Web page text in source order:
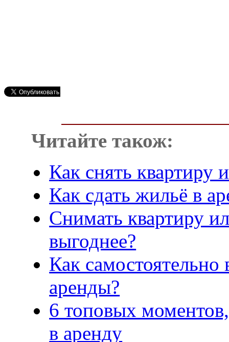
Читайте також:
Как снять квартиру
Как сдать жильё в
Снимать квартиру
выгоднее?
Как самостоятельно
аренды?
6 топовых
в аренду